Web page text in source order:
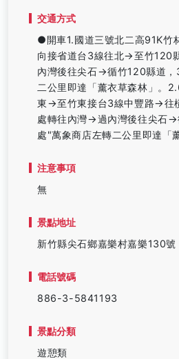
交通方式
●開車1.國道三號北二高91K竹
向接省道台3線往北→至竹120
內灣後往尖石→循竹120縣道
二公里即達「薰衣草森林」。
東→至竹東接台3線中豐路→往
處轉往內灣→過內灣後往尖石
處"萬象商店左轉二公里即達「
注意事項
無
景點地址
新竹縣尖石鄉嘉樂村嘉樂130號
電話號碼
886-3-5841193
景點分類
遊憩類